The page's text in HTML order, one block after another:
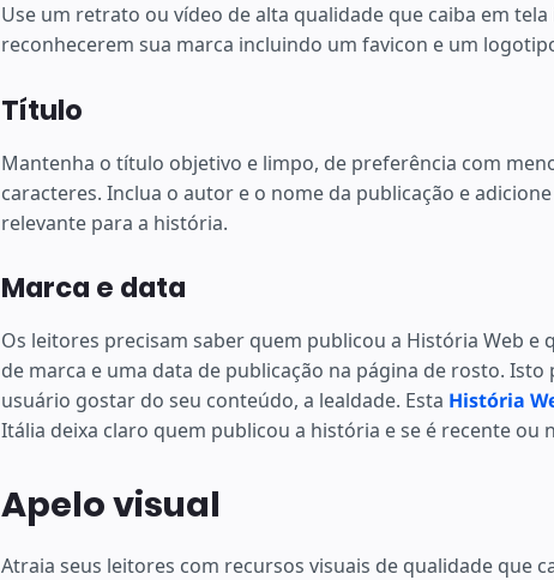
Use um retrato ou vídeo de alta qualidade que caiba em tela
reconhecerem sua marca incluindo um favicon e um
Título
Mantenha o título objetivo e limpo, de preferência com
caracteres. Inclua o autor e o nome da publicação e
relevante para a história.
Marca e data
Os leitores precisam saber quem publicou a História Web e
de marca e uma data de publicação na página de rosto. Isto
usuário gostar do seu conteúdo, a lealdade. Esta História
Itália deixa claro quem publicou a história e se é recente ou
Apelo visual
Atraia seus leitores com recursos visuais de qualidade que